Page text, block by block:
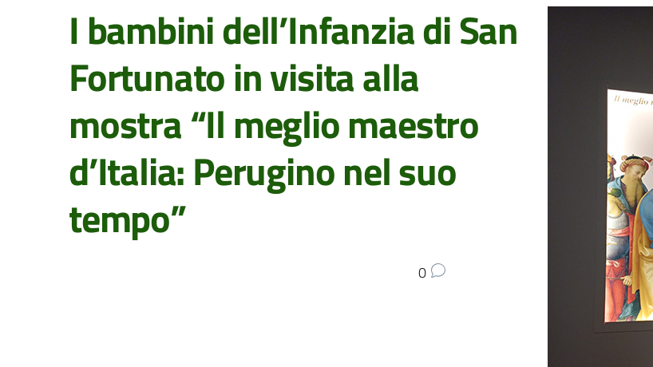
I bambini dell’Infanzia di San
Fortunato in visita alla
mostra “Il meglio maestro
d’Italia: Perugino nel suo
tempo”
0